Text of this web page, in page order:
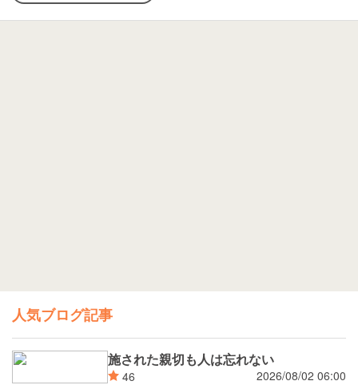
人気ブログ記事
施された親切も人は忘れない
46 2026/08/02 06:00